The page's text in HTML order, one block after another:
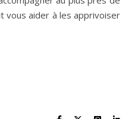
vous aider à les apprivoiser